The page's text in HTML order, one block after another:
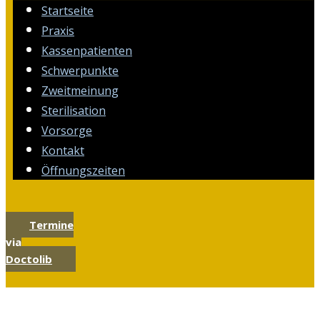
Startseite
Praxis
Kassenpatienten
Schwerpunkte
Zweitmeinung
Sterilisation
Vorsorge
Kontakt
Öffnungszeiten
Termine
via
Doctolib